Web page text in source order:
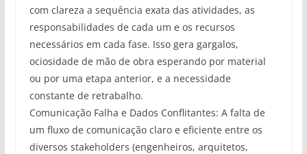
com clareza a sequência exata das atividades, as
responsabilidades de cada um e os recursos
necessários em cada fase. Isso gera gargalos,
ociosidade de mão de obra esperando por material
ou por uma etapa anterior, e a necessidade
constante de retrabalho.
Comunicação Falha e Dados Conflitantes: A falta de
um fluxo de comunicação claro e eficiente entre os
diversos stakeholders (engenheiros, arquitetos,